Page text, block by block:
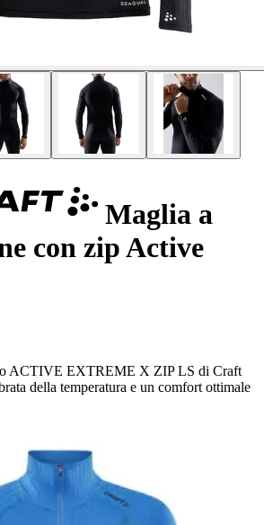
Maglia a
con zip Active
ACTIVE EXTREME X ZIP LS di Craft
della temperatura e un comfort ottimale